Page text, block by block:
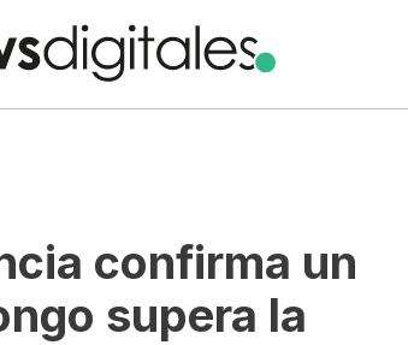
confirma un
supera la